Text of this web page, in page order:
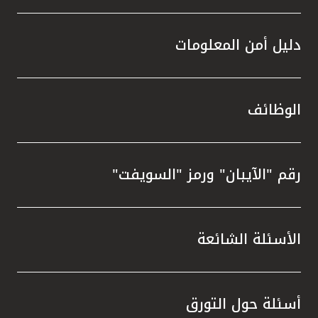
دليل أمن المعلومات
الوظائف
رقم "الآيبان" ورمز "السويفت"
الأسئلة الشائعة
أسئلة حول التورق